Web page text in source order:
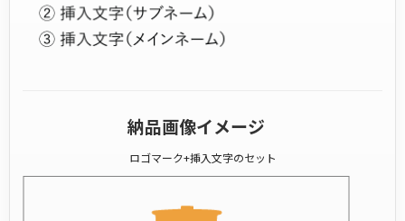
納品画像イメージ
ロゴマーク+挿入文字のセット